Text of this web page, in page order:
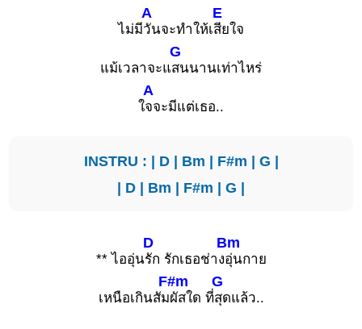
ไม่มี
A
วันจะทำให้เ
E
สียใจ
แม้เวลาจะแ
G
สนนานเท่าไหร่
ใ
A
จจะมีแต่เธอ..
INSTRU : | D| Bm | F#m | G |
| D | Bm | F#m | G |
** ไออุ่น
D
รัก รักเธอช่าง
Bm
อุ่นกาย
เหนือเกินสัม
F#m
ผัสใด ที่
G
สุดแล้ว..